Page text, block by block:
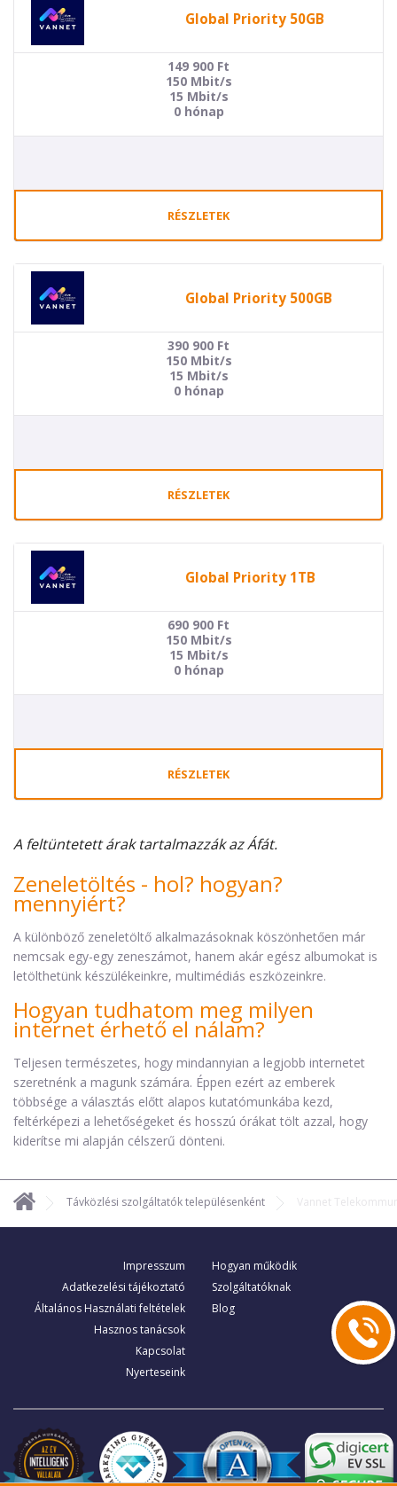
Global Priority 50GB
149 900 Ft
150 Mbit/s
15 Mbit/s
0 hónap
RÉSZLETEK
Global Priority 500GB
390 900 Ft
150 Mbit/s
15 Mbit/s
0 hónap
RÉSZLETEK
Global Priority 1TB
690 900 Ft
150 Mbit/s
15 Mbit/s
0 hónap
RÉSZLETEK
A feltüntetett árak tartalmazzák az Áfát.
Zeneletöltés - hol? hogyan?
mennyiért?
A különböző zeneletöltő alkalmazásoknak köszönhetően már
nemcsak egy-egy zeneszámot, hanem akár egész albumokat is
letölthetünk készülékeinkre, multimédiás eszközeinkre.
Hogyan tudhatom meg milyen
internet érhető el nálam?
Teljesen természetes, hogy mindannyian a legjobb internetet
szeretnénk a magunk számára. Éppen ezért az emberek
többsége a választás előtt alapos kutatómunkába kezd,
feltérképezi a lehetőségeket és hosszú órákat tölt azzal, hogy
kiderítse mi alapján célszerű dönteni.
Távközlési szolgáltatók településenként Vannet
Impresszum
Adatkezelési tájékoztató
Általános Használati feltételek
Hasznos tanácsok
Kapcsolat
Nyerteseink
Hogyan működik
Szolgáltatóknak
Blog